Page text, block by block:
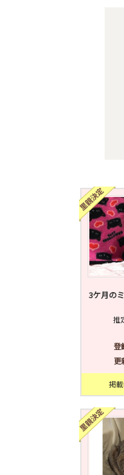
3ケ月の
推
登
更
掲